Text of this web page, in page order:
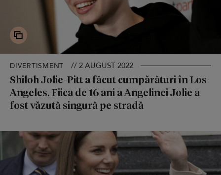
DIVERTISMENT // 2 AUGUST 2022
Shiloh Jolie-Pitt a făcut cumpărături în Los
Angeles. Fiica de 16 ani a Angelinei Jolie a
fost văzută singură pe stradă